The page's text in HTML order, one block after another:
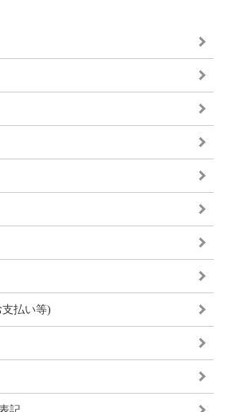
払い等)